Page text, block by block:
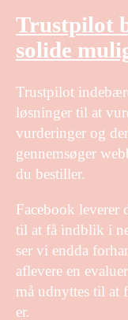
Trustpilot
solide
Trustpilot
løsninger til at
vurderinger og
gennemsøger
du bestiller.
Facebook leverer
til at få indblik i
ser vi endda
aflevere en
må udnyttes til at
er.